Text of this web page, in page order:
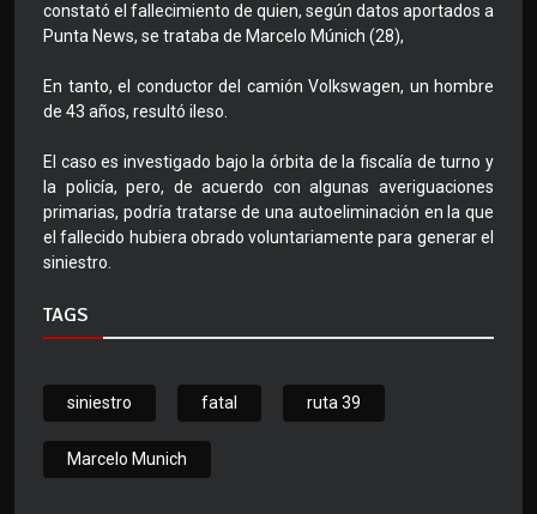
constató el fallecimiento de quien, según datos aportados a
Punta News, se trataba de Marcelo Múnich (28),
En tanto, el conductor del camión Volkswagen, un hombre
de 43 años, resultó ileso.
El caso es investigado bajo la órbita de la fiscalía de turno y
la policía, pero, de acuerdo con algunas averiguaciones
primarias, podría tratarse de una autoeliminación en la que
el fallecido hubiera obrado voluntariamente para generar el
siniestro.
TAGS
siniestro fatal ruta 39
Marcelo Munich